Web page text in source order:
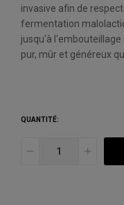
invasive afin de
fermentation
jusqu'à l'embouteillage
pur, mûr et généreux
QUANTITÉ: